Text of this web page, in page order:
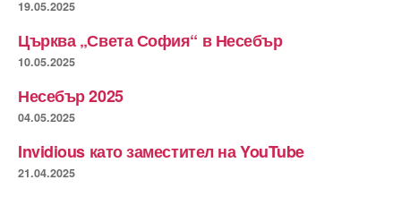
19.05.2025
Църква „Света София“ в Несебър
10.05.2025
Несебър 2025
04.05.2025
Invidious като заместител на YouTube
21.04.2025